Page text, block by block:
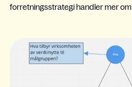
forretningsstrategi handler mer om